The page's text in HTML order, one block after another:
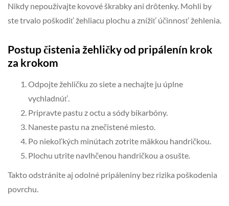
Nikdy nepoužívajte kovové škrabky ani drôtenky. Mohli by
ste trvalo poškodiť žehliacu plochu a znížiť účinnosť žehlenia.
Postup čistenia žehličky od pripálenín krok
za krokom
Odpojte žehličku zo siete a nechajte ju úplne
vychladnúť.
Pripravte pastu z octu a sódy bikarbóny.
Naneste pastu na znečistené miesto.
Po niekoľkých minútach zotrite mäkkou handričkou.
Plochu utrite navlhčenou handričkou a osušte.
Takto odstránite aj odolné pripáleniny bez rizika poškodenia
povrchu.